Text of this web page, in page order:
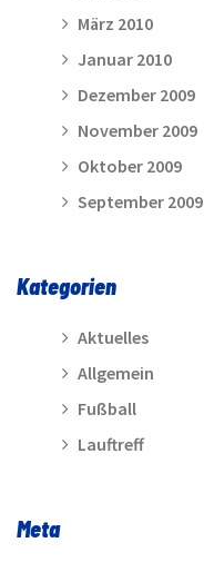
März 2010
Januar 2010
Dezember 2009
November 2009
Oktober 2009
September 2009
Kategorien
Aktuelles
Allgemein
Fußball
Lauftreff
Meta